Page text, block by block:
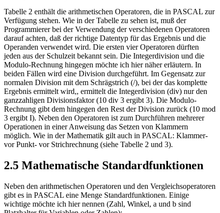
Tabelle 2 enthält die arithmetischen Operatoren, die in PASCAL zur
Verfügung stehen. Wie in der Tabelle zu sehen ist, muß der
Programmierer bei der Verwendung der verschiedenen Operatoren
darauf achten, daß der richtige Datentyp für das Ergebnis und die
Operanden verwendet wird. Die ersten vier Operatoren dürften
jeden aus der Schulzeit bekannt sein. Die Integerdivision und die
Modulo-Rechnung hingegen möchte ich hier näher erläutern. In
beiden Fällen wird eine Division durchgeführt. Im Gegensatz zur
normalen Division mit dem Schrägstrich (/), bei der das komplette
Ergebnis ermittelt wird,, ermittelt die Integerdivision (div) nur den
ganzzahligen Divisionsfaktor (10 div 3 ergibt 3). Die Modulo-
Rechnung gibt dem hingegen den Rest der Division zurück (10 mod
3 ergibt I). Neben den Operatoren ist zum Durchführen mehrerer
Operationen in einer Anweisung das Setzen von Klammern
möglich. Wie in der Mathematik gilt auch in PASCAL: Klammer-
vor Punkt- vor Strichrechnung (siehe Tabelle 2 und 3).
2.5 Mathematische Standardfunktionen
Neben den arithmetischen Operatoren und den Vergleichsoperatoren
gibt es in PASCAL eine Menge Standardfunktionen. Einige
wichtige möchte ich hier nennen (Zahl, Winkel, a und b sind